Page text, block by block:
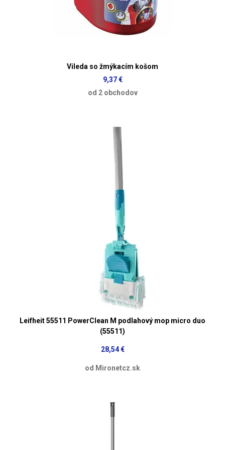
Vileda so žmýkacím košom
9,37 €
od 2 obchodov
Leifheit 55511 PowerClean M podlahový mop micro duo
(55511)
28,54 €
od Mironetcz.sk